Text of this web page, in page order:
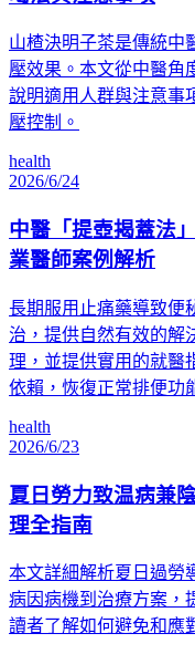
山楂決明子茶是傳統中
壓效果。本文從中醫角
說明適用人群與注意事
壓控制。
health
2026/6/24
中醫「提壺揭蓋法
業醫師案例解析
長期服用止痛藥導致便
治，提供自然有效的解
理，並提供實用的就醫
依賴，恢復正常排便功
health
2026/6/23
夏日勞力致温病兼
理全指南
本文詳細解析夏日過勞
病因病機到治療方案，
讀者了解如何避免和應